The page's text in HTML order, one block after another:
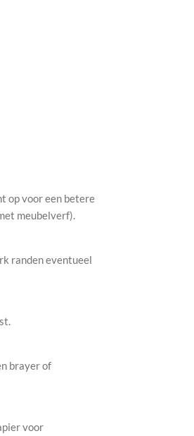
op voor een betere
meubelverf).
randen eventueel
brayer of
voor